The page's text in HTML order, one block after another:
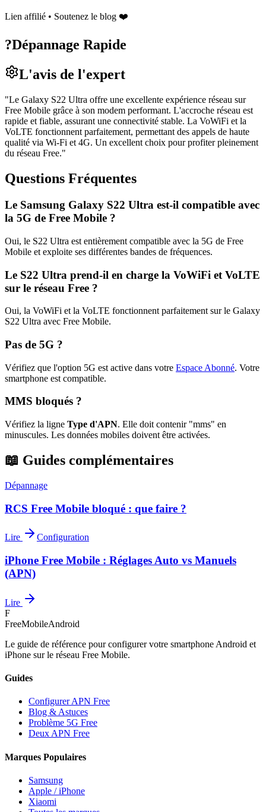
Lien affilié • Soutenez le blog ❤️
?Dépannage Rapide
L'avis de l'expert
"Le Galaxy S22 Ultra offre une excellente expérience réseau sur
Free Mobile grâce à son modem performant. L'accroche réseau est
rapide et fiable, assurant une connectivité stable. La VoWiFi et la
VoLTE fonctionnent parfaitement, permettant des appels de haute
qualité via Wi-Fi et 4G. Un excellent choix pour profiter pleinement
du réseau Free."
Questions Fréquentes
Le Samsung Galaxy S22 Ultra est-il compatible avec
la 5G de Free Mobile ?
Oui, le S22 Ultra est entièrement compatible avec la 5G de Free
Mobile et exploite ses différentes bandes de fréquences.
Le S22 Ultra prend-il en charge la VoWiFi et VoLTE
sur le réseau Free ?
Oui, la VoWiFi et la VoLTE fonctionnent parfaitement sur le Galaxy
S22 Ultra avec Free Mobile.
Pas de 5G ?
Vérifiez que l'option 5G est active dans votre Espace Abonné. Votre
smartphone est compatible.
MMS bloqués ?
Vérifiez la ligne Type d'APN. Elle doit contenir "mms" en
minuscules. Les données mobiles doivent être activées.
📖 Guides complémentaires
Dépannage
RCS Free Mobile bloqué : que faire ?
Lire Configuration
iPhone Free Mobile : Réglages Auto vs Manuels
(APN)
Lire
F
FreeMobileAndroid
Le guide de référence pour configurer votre smartphone Android et
iPhone sur le réseau Free Mobile.
Guides
Configurer APN Free
Blog & Astuces
Problème 5G Free
Deux APN Free
Marques Populaires
Samsung
Apple / iPhone
Xiaomi